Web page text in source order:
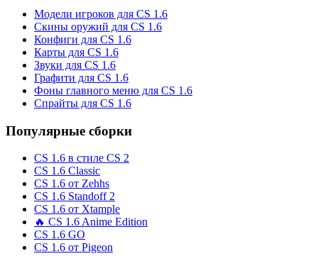
Модели игроков для CS 1.6
Скины оружий для CS 1.6
Конфиги для CS 1.6
Карты для CS 1.6
Звуки для CS 1.6
Графити для CS 1.6
Фоны главного меню для CS 1.6
Спрайты для CS 1.6
Популярные сборки
CS 1.6 в стиле CS 2
CS 1.6 Classic
CS 1.6 от Zehhs
CS 1.6 Standoff 2
CS 1.6 от Xtample
🔥 CS 1.6 Anime Edition
CS 1.6 GO
CS 1.6 от Pigeon